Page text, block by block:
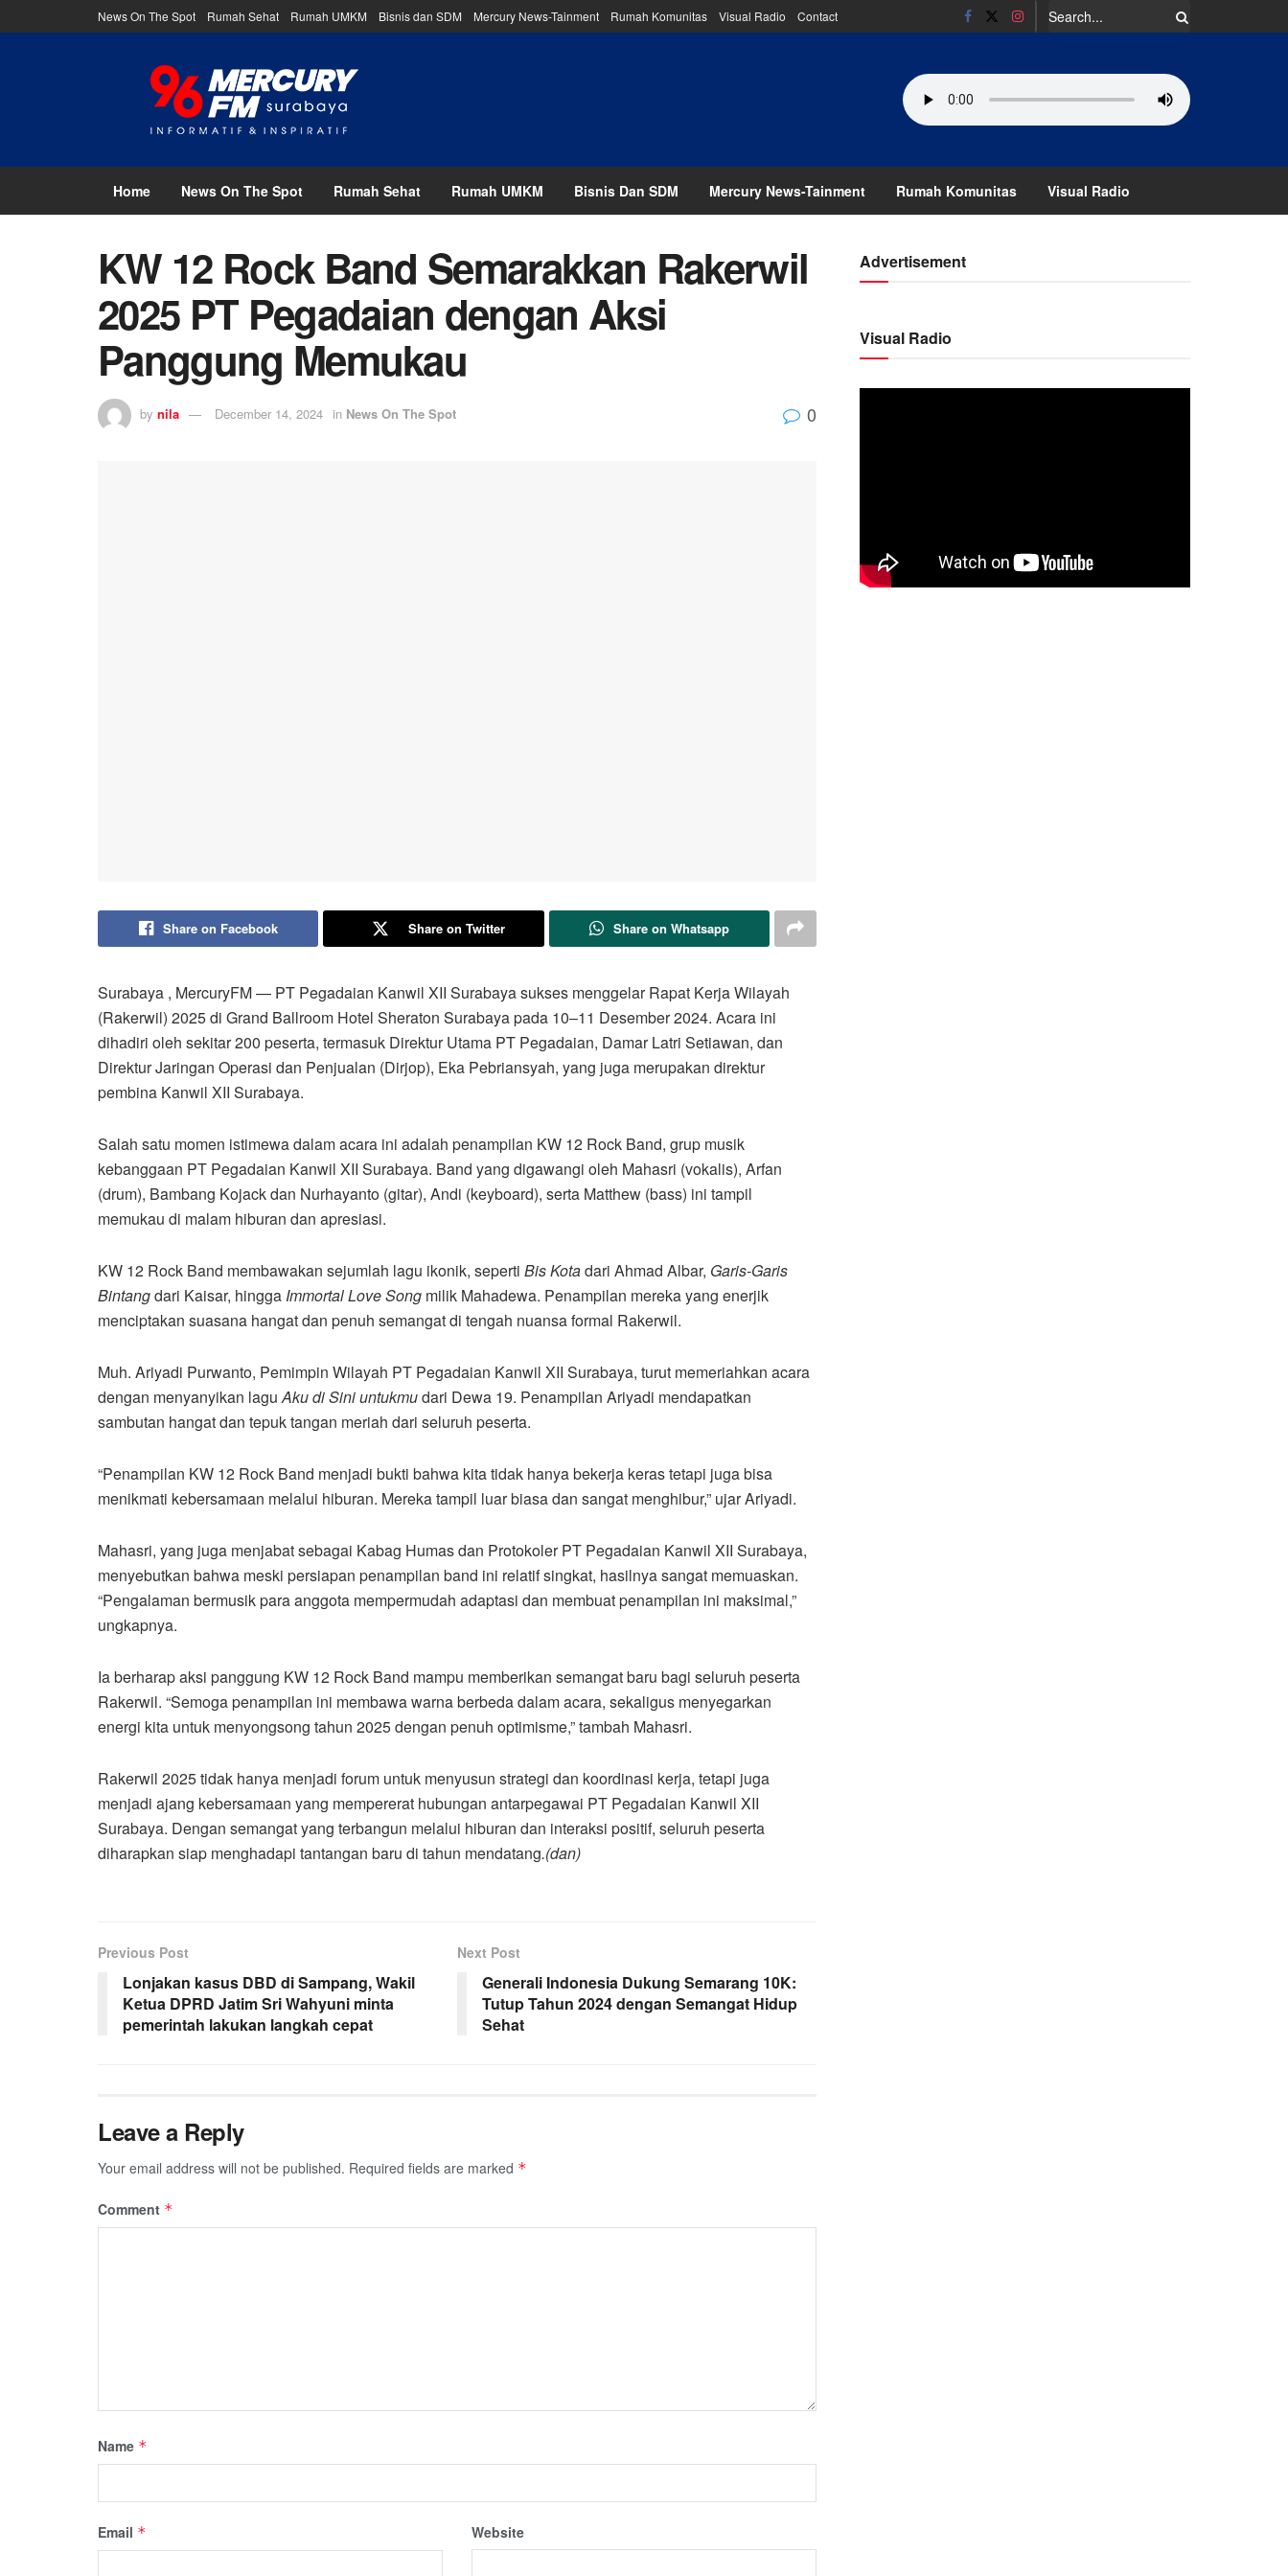
News On The Spot Rumah Sehat Rumah UMKM Bisnis dan SDM Mercury News-Tainment Rumah Komunitas Visual Radio Contact
Home News On The Spot Rumah Sehat Rumah UMKM Bisnis Dan SDM Mercury News-Tainment Rumah Komunitas Visual Radio
KW 12 Rock Band Semarakkan Rakerwil
2025 PT Pegadaian dengan Aksi
Panggung Memukau
by nila December 14, 2024 in News On The Spot 0
Share on Facebook Share on Twitter Share on Whatsapp
Surabaya , MercuryFM — PT Pegadaian Kanwil XII Surabaya sukses menggelar Rapat Kerja Wilayah
(Rakerwil) 2025 di Grand Ballroom Hotel Sheraton Surabaya pada 10–11 Desember 2024. Acara ini
dihadiri oleh sekitar 200 peserta, termasuk Direktur Utama PT Pegadaian, Damar Latri Setiawan, dan
Direktur Jaringan Operasi dan Penjualan (Dirjop), Eka Pebriansyah, yang juga merupakan direktur
pembina Kanwil XII Surabaya.
Salah satu momen istimewa dalam acara ini adalah penampilan KW 12 Rock Band, grup musik
kebanggaan PT Pegadaian Kanwil XII Surabaya. Band yang digawangi oleh Mahasri (vokalis), Arfan
(drum), Bambang Kojack dan Nurhayanto (gitar), Andi (keyboard), serta Matthew (bass) ini tampil
memukau di malam hiburan dan apresiasi.
KW 12 Rock Band membawakan sejumlah lagu ikonik, seperti Bis Kotadari Ahmad Albar, Garis-Garis
Bintangdari Kaisar, hingga Immortal Love Song milik Mahadewa. Penampilan mereka yang enerjik
menciptakan suasana hangat dan penuh semangat di tengah nuansa formal Rakerwil.
Muh. Ariyadi Purwanto, Pemimpin Wilayah PT Pegadaian Kanwil XII Surabaya, turut memeriahkan acara
dengan menyanyikan laguAku di Sini untukmudari Dewa 19. Penampilan Ariyadi mendapatkan
sambutan hangat dan tepuk tangan meriah dari seluruh peserta.
“Penampilan KW 12 Rock Band menjadi bukti bahwa kita tidak hanya bekerja keras tetapi juga bisa
menikmati kebersamaan melalui hiburan. Mereka tampil luar biasa dan sangat menghibur,” ujar Ariyadi.
Mahasri, yang juga menjabat sebagai Kabag Humas dan Protokoler PT Pegadaian Kanwil XII Surabaya,
menyebutkan bahwa meski persiapan penampilan band ini relatif singkat, hasilnya sangat memuaskan.
“Pengalaman bermusik para anggota mempermudah adaptasi dan membuat penampilan ini maksimal,”
ungkapnya.
Ia berharap aksi panggung KW 12 Rock Band mampu memberikan semangat baru bagi seluruh peserta
Rakerwil. “Semoga penampilan ini membawa warna berbeda dalam acara, sekaligus menyegarkan
energi kita untuk menyongsong tahun 2025 dengan penuh optimisme,” tambah Mahasri.
Rakerwil 2025 tidak hanya menjadi forum untuk menyusun strategi dan koordinasi kerja, tetapi juga
menjadi ajang kebersamaan yang mempererat hubungan antarpegawai PT Pegadaian Kanwil XII
Surabaya. Dengan semangat yang terbangun melalui hiburan dan interaksi positif, seluruh peserta
diharapkan siap menghadapi tantangan baru di tahun mendatang.(dan)
Previous Post
Lonjakan kasus DBD di Sampang, Wakil
Ketua DPRD Jatim Sri Wahyuni minta
pemerintah lakukan langkah cepat
Next Post
Generali Indonesia Dukung Semarang 10K:
Tutup Tahun 2024 dengan Semangat Hidup
Sehat
Leave a Reply
Your email address will not be published. Required fields are marked *
Comment *
Name *
Email * Website
Advertisement
Visual Radio